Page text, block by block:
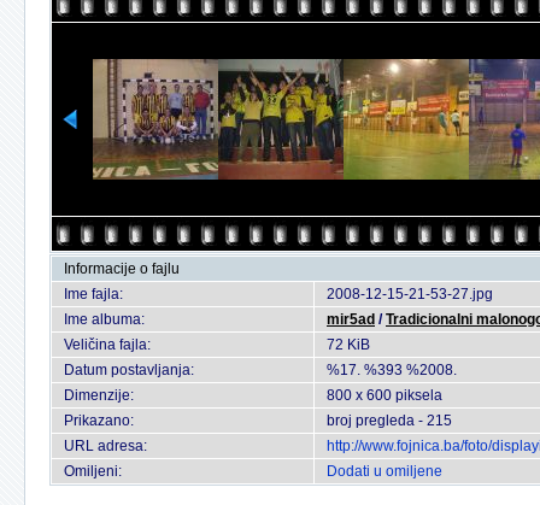
Informacije o fajlu
Ime fajla:
2008-12-15-21-53-27.jpg
Ime albuma:
mir5ad /Tradicionalni
Veličina fajla:
72 KiB
Datum postavljanja:
%17. %393 %2008.
Dimenzije:
800 x 600 piksela
Prikazano:
broj pregleda - 215
URL adresa:
http://www.fojnica.ba/foto/
Omiljeni:
Dodati u omiljene